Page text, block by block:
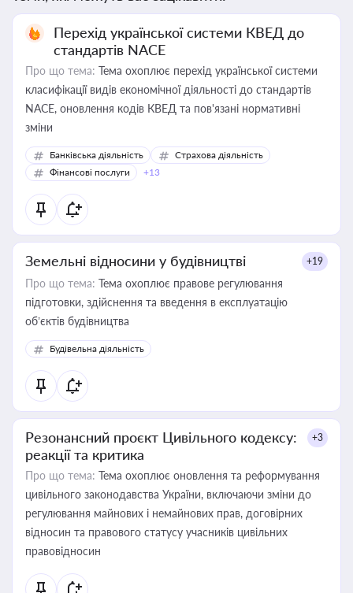
Перехід української системи КВЕД до
стандартів NACE
Про що тема: Тема охоплює перехід української системи
класифікації видів економічної діяльності до стандартів
NACE, оновлення кодів КВЕД та пов'язані нормативні
зміни
Банківська діяльність
Страхова діяльність
Фінансові послуги
+13
Земельні відносини у будівництві +19
Про що тема: Тема охоплює правове регулювання
підготовки, здійснення та введення в експлуатацію
об’єктів будівництва
Будівельна діяльність
Резонансний проєкт Цивільного кодексу:
реакції та критика
+3
Про що тема: Тема охоплює оновлення та реформування
цивільного законодавства України, включаючи зміни до
регулювання майнових і немайнових прав, договірних
відносин та правового статусу учасників цивільних
правовідносин